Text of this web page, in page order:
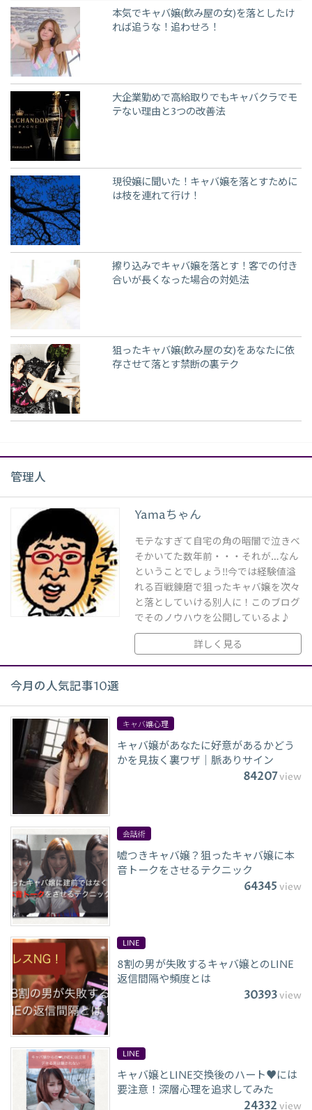
本気でキャバ嬢(飲み屋の女)を落としたけ
れば追うな！追わせろ！
大企業勤めで高給取りでもキャバクラでモ
テない理由と3つの改善法
現役嬢に聞いた！キャバ嬢を落とすために
は枝を連れて行け！
擦り込みでキャバ嬢を落とす！客での付き
合いが長くなった場合の対処法
狙ったキャバ嬢(飲み屋の女)をあなたに依
存させて落とす禁断の裏テク
管理人
Yamaちゃん
モテなすぎて自宅の角の暗闇で泣きべ
そかいてた数年前・・・それが…なん
ということでしょう!!今では経験値溢
れる百戦錬磨で狙ったキャバ嬢を次々
と落としていける別人に！このブログ
でそのノウハウを公開しているよ♪
詳しく見る
今月の人気記事10選
キャバ嬢心理
キャバ嬢があなたに好意があるかどう
かを見抜く裏ワザ｜脈ありサイン
84207view
会話術
嘘つきキャバ嬢？狙ったキャバ嬢に本
音トークをさせるテクニック
64345 view
LINE
8割の男が失敗するキャバ嬢とのLINE
返信間隔や頻度とは
30393view
LINE
キャバ嬢とLINE交換後のハート♥には
要注意！深層心理を追求してみた
24332 view